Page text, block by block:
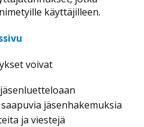
käyttäjilleen.
voivat
jäsenhakemuksia
ja viestejä